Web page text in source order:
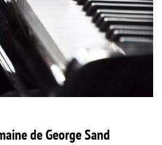
de George Sand